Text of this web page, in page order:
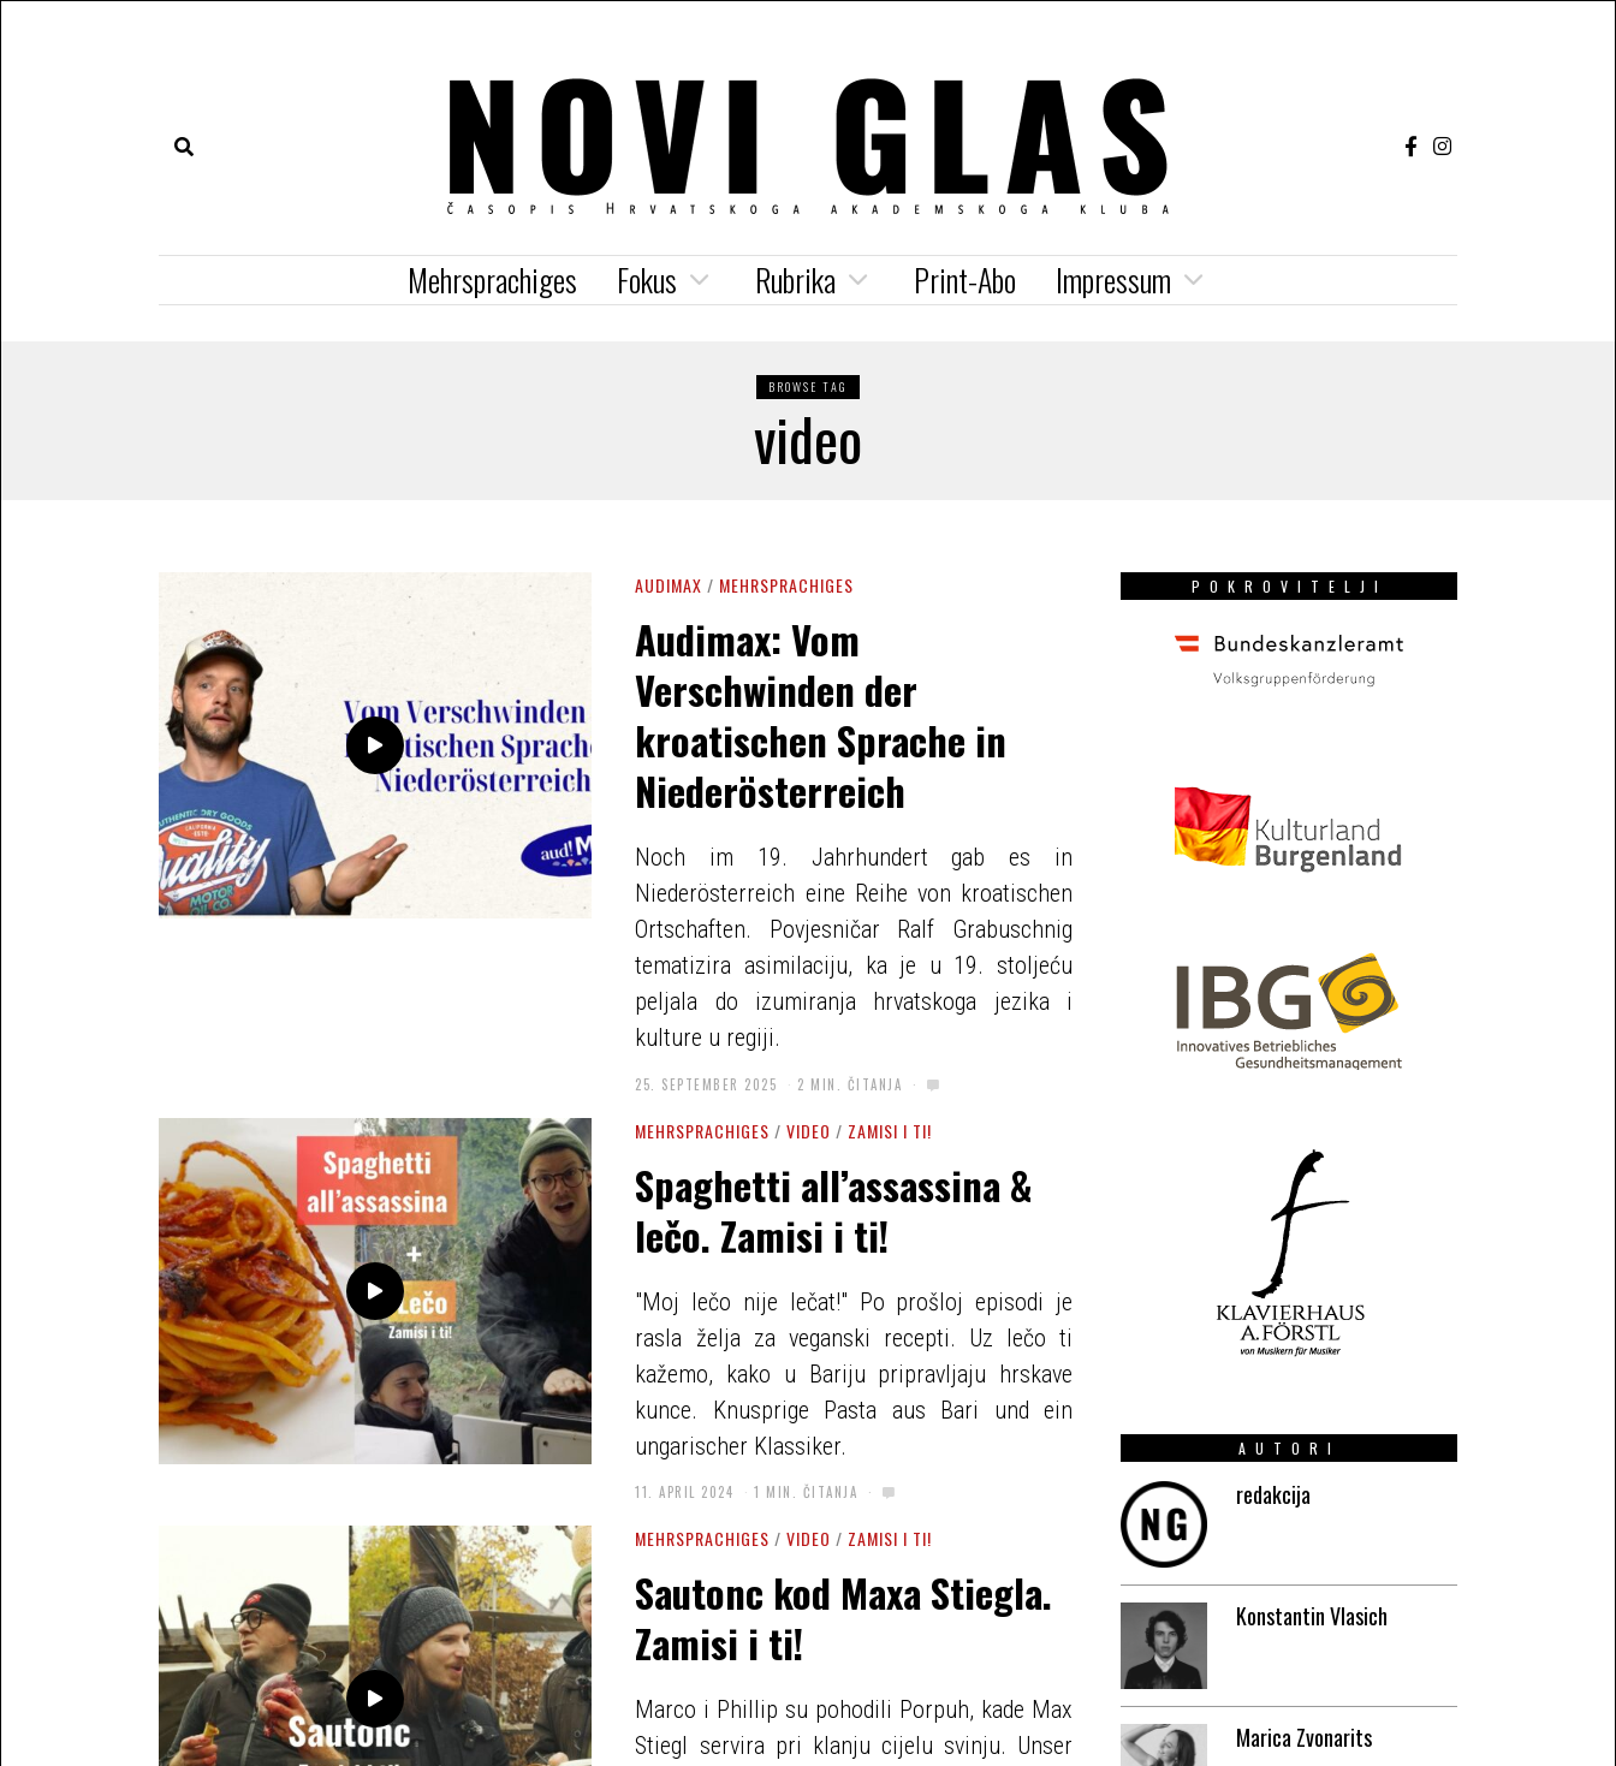
Mehrsprachiges Fokus Rubrika Print-Abo Impressum
BROWSE TAG
video
AUDIMAX / MEHRSPRACHIGES
Audimax: Vom
Verschwinden der
kroatischen Sprache in
Niederösterreich
Noch im 19. Jahrhundert gab es in
Niederösterreich eine Reihe von kroatischen
Ortschaften. Povjesničar Ralf Grabuschnig
tematizira asimilaciju, ka je u 19. stoljeću
peljala do izumiranja hrvatskoga jezika i
kulture u regiji.
25. SEPTEMBER 2025 2 MIN. ČITANJA
MEHRSPRACHIGES / VIDEO / ZAMISI I TI!
Spaghetti all’assassina &
lečo. Zamisi i ti!
"Moj lečo nije lečat!" Po prošloj episodi je
rasla želja za veganski recepti. Uz lečo ti
kažemo, kako u Bariju pripravljaju hrskave
kunce. Knusprige Pasta aus Bari und ein
ungarischer Klassiker.
11. APRIL 2024 1 MIN. ČITANJA
MEHRSPRACHIGES / VIDEO / ZAMISI I TI!
Sautonc kod Maxa Stiegla.
Zamisi i ti!
Marco i Phillip su pohodili Porpuh, kade Max
Stiegl servira pri klanju cijelu svinju. Unser
POKROVITELJI
AUTORI
redakcija
Konstantin Vlasich
Marica Zvonarits